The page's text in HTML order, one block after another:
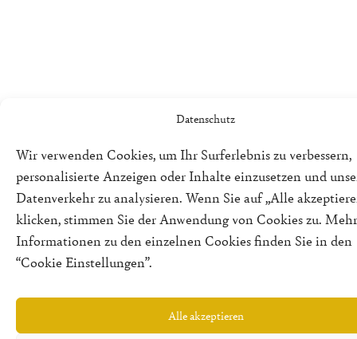
Datenschutz
Wir verwenden Cookies, um Ihr Surferlebnis zu verbessern,
personalisierte Anzeigen oder Inhalte einzusetzen und
Datenverkehr zu analysieren. Wenn Sie auf „Alle
klicken, stimmen Sie der Anwendung von Cookies zu. Mehr
Informationen zu den einzelnen Cookies finden Sie in den
“Cookie Einstellungen”.
Alle akzeptieren